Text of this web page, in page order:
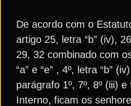
De acordo com o
artigo 25, letra “b” (iv),
29, 32 combinado com
“a” e “e” , 4º, letra “b”
parágrafo 1º, 7º, 8º (iii)
Interno, ficam os